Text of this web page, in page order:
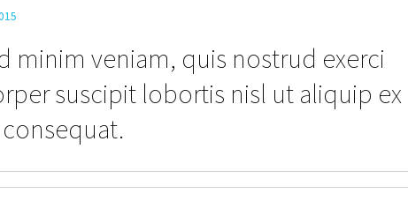
minim veniam, quis nostrud exerci
suscipit lobortis nisl ut aliquip ex